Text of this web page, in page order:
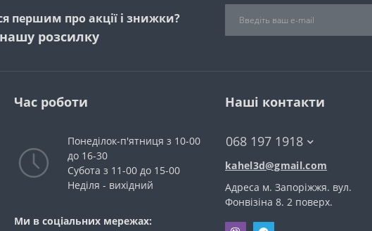
першим про акції і знижки?
розсилку
Час роботи
Понеділок-п'ятниця з 10-00
до 16-30
Субота з 11-00 до 15-00
Неділя - вихідний
Ми в соціальних мережах:
Наші контакти
068 197 1918
kahel3d@gmail.com
Адреса м. Запоріжжя. вул.
Фонвiзiна 8. 2 поверх.